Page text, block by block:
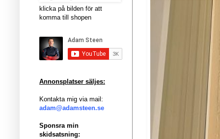
klicka på bilden för att
komma till shopen
Annonsplatser säljes:
Kontakta mig via mail:
adam@adamsteen.se
Sponsra min
skidsatsning: